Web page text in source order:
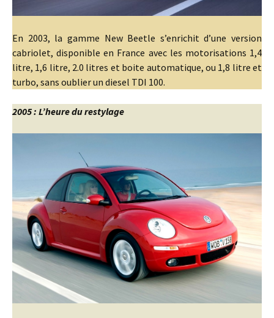
En 2003, la gamme New Beetle s’enrichit d’une version
cabriolet, disponible en France avec les motorisations 1,4
litre, 1,6 litre, 2.0 litres et boite automatique, ou 1,8 litre et
turbo, sans oublier un diesel TDI 100.
2005 : L’heure du restylage